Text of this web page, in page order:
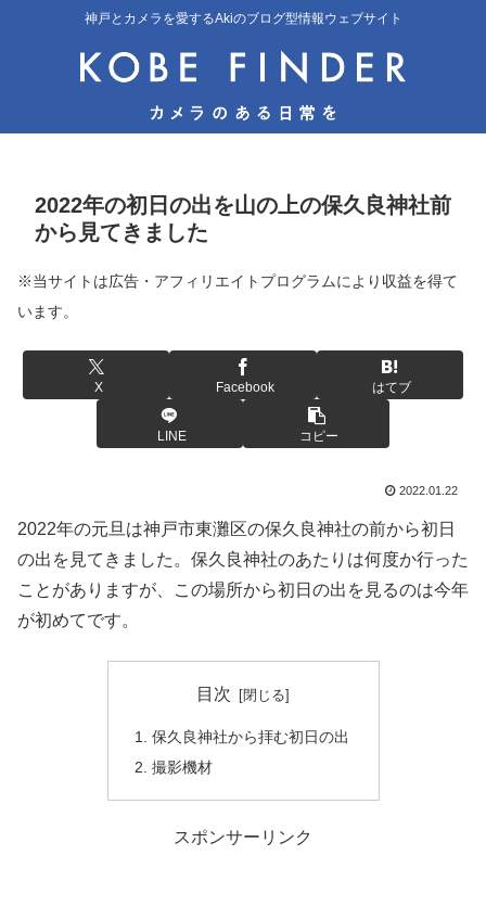
神戸とカメラを愛するAkiのブログ型情報ウェブサイト
2022年の初日の出を山の上の保久良神社前
から見てきました
※当サイトは広告・アフィリエイトプログラムにより収益を得て
います。
X Facebook はてブ
LINE コピー
2022.01.22
2022年の元旦は神戸市東灘区の保久良神社の前から初日
の出を見てきました。保久良神社のあたりは何度か行った
ことがありますが、この場所から初日の出を見るのは今年
が初めてです。
目次
保久良神社から拝む初日の出
撮影機材
スポンサーリンク